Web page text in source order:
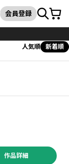
検索
会員登録カート
人気順 新着順
作品詳細